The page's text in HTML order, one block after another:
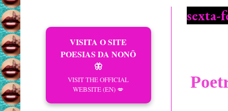
sexta-
VISITA O SITE
POESIAS DA NONÔ
🦋
VISIT THE OFFICIAL
WEBSITE (EN) 💋